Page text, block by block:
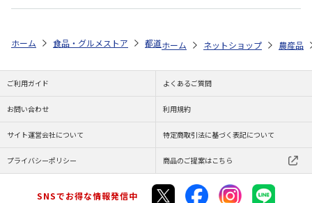
ホーム 食品・グルメストア 都道府県から探す 愛知県 ビッグマ
ホーム ネットショップ 農産品
ご利用ガイド よくあるご質問
お問い合わせ 利用規約
サイト運営会社について 特定商取引法に基づく表記について
プライバシーポリシー 商品のご提案はこちら
SNSでお得な情報発信中